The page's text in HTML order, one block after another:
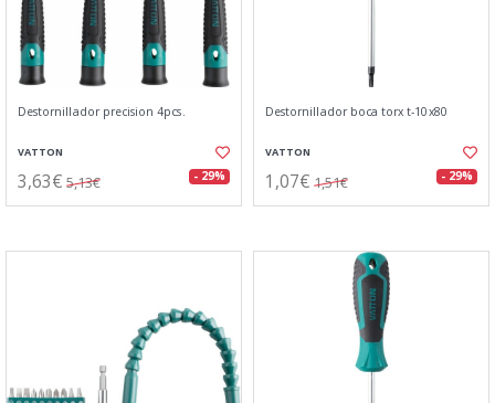
Destornillador precision 4pcs.
VATTON
3,63€ 5,13€ - 29%
Destornillador boca torx t-10x80
VATTON
1,07€ 1,51€ - 29%